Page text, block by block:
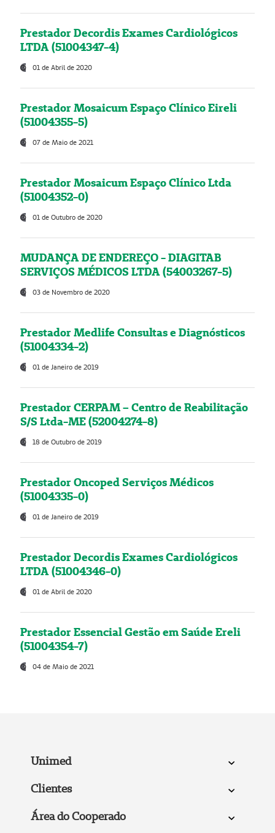
Prestador Decordis Exames Cardiológicos
LTDA (51004347-4)
01 de Abril de 2020
Prestador Mosaicum Espaço Clínico Eireli
(51004355-5)
07 de Maio de 2021
Prestador Mosaicum Espaço Clínico Ltda
(51004352-0)
01 de Outubro de 2020
MUDANÇA DE ENDEREÇO - DIAGITAB
SERVIÇOS MÉDICOS LTDA (54003267-5)
03 de Novembro de 2020
Prestador Medlife Consultas e Diagnósticos
(51004334-2)
01 de Janeiro de 2019
Prestador CERPAM – Centro de Reabilitação
S/S Ltda-ME (52004274-8)
18 de Outubro de 2019
Prestador Oncoped Serviços Médicos
(51004335-0)
01 de Janeiro de 2019
Prestador Decordis Exames Cardiológicos
LTDA (51004346-0)
01 de Abril de 2020
Prestador Essencial Gestão em Saúde Ereli
(51004354-7)
04 de Maio de 2021
Unimed
Clientes
Área do Cooperado